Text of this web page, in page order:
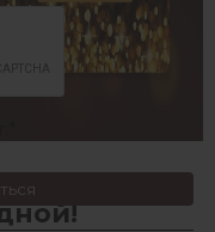
стала еще